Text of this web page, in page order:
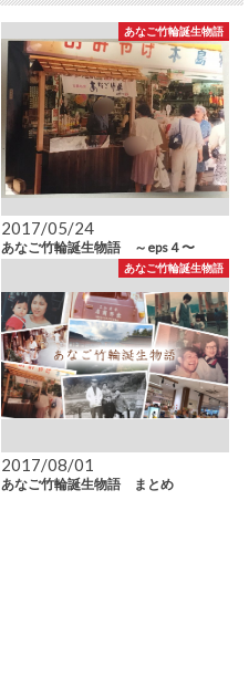
あなご竹輪誕生物語
2017/05/24
あなご竹輪誕生物語 ～eps４〜
あなご竹輪誕生物語
2017/08/01
あなご竹輪誕生物語 まとめ